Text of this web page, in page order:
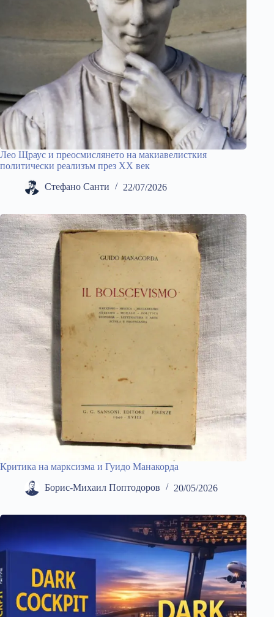
Лео Щраус и преосмислянето на макиавелисткия
политически реализъм през ХХ век
Стефано Санти 22/07/2026
Критика на марксизма и Гуидо Манакорда
Борис-Михаил Поптодоров 20/05/2026